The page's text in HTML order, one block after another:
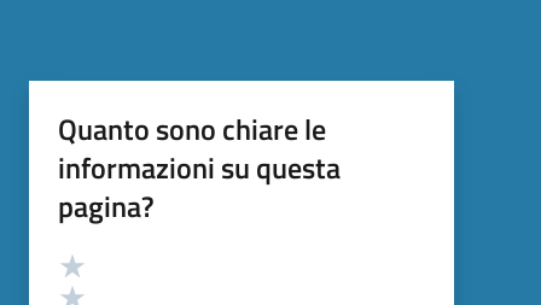
Quanto sono chiare le
informazioni su questa
pagina?
Valutazione